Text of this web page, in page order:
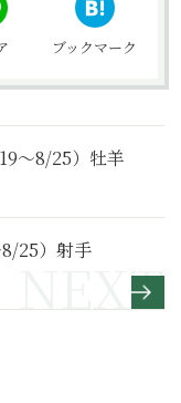
ブックマーク
～8/25）牡羊
25）射手